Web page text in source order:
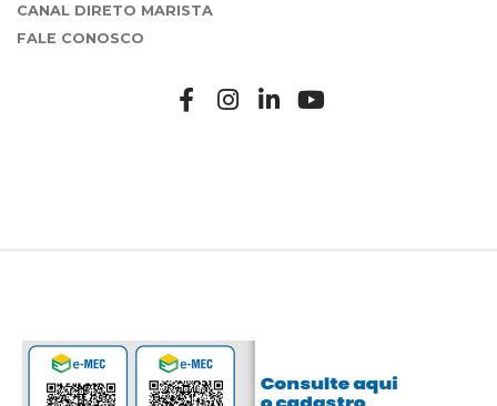
CANAL DIRETO MARISTA
FALE CONOSCO